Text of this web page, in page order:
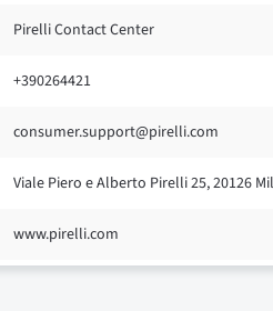
Pirelli Contact Center
+390264421
consumer.support@pirelli.com
Viale Piero e Alberto Pirelli 25, 20126
www.pirelli.com